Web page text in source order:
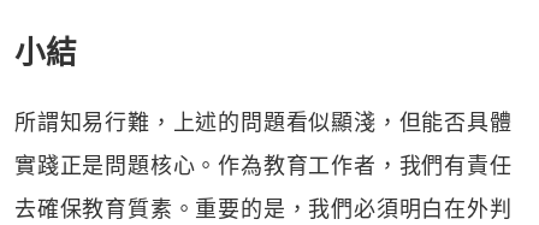
小結
所謂知易行難，上述的問題看似顯淺，但能否具體
實踐正是問題核心。作為教育工作者，我們有責任
去確保教育質素。重要的是，我們必須明白在外判